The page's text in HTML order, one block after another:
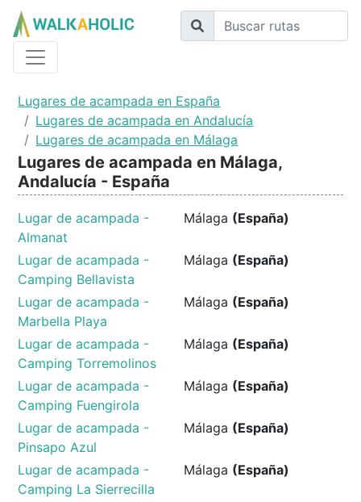
Lugares de acampada en España
Lugares de acampada en Andalucía
Lugares de acampada en Málaga
Lugares de acampada en Málaga,
Andalucía - España
Lugar de acampada -
Almanat
Málaga (España)
Lugar de acampada -
Camping Bellavista
Málaga (España)
Lugar de acampada -
Marbella Playa
Málaga (España)
Lugar de acampada -
Camping Torremolinos
Málaga (España)
Lugar de acampada -
Camping Fuengirola
Málaga (España)
Lugar de acampada -
Pinsapo Azul
Málaga (España)
Lugar de acampada -
Camping La Sierrecilla
Málaga (España)